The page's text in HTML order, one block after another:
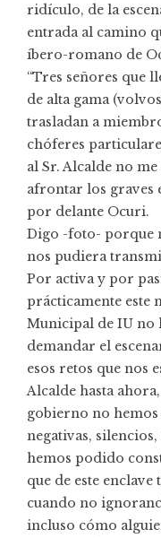
ridículo, de la
entrada al camino
íbero-romano de
“Tres señores que
de alta gama
trasladan a
chóferes
al Sr. Alcalde no
afrontar los graves
por delante Ocuri.
Digo -foto- porque
nos pudiera
Por activa y por
prácticamente este
Municipal de IU no
demandar el
esos retos que nos
Alcalde hasta
gobierno no
negativas,
hemos podido
que de este
cuando no
incluso cómo